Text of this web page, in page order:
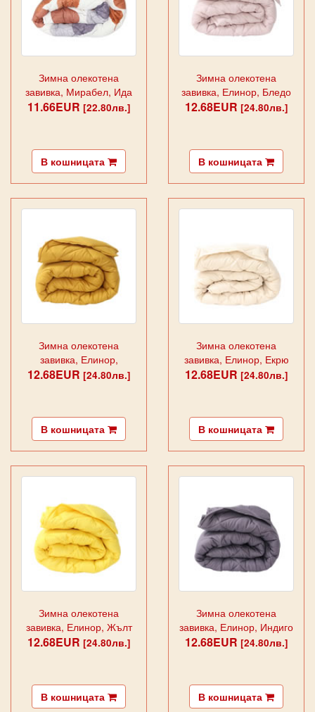
Зимна олекотена
завивка, Мирабел, Ида
11.66EUR [22.80лв.]
В кошницата
Зимна олекотена
завивка, Елинор, Бледо
розово
12.68EUR [24.80лв.]
В кошницата
Зимна олекотена
завивка, Елинор,
Горчица
12.68EUR [24.80лв.]
В кошницата
Зимна олекотена
завивка, Елинор, Екрю
12.68EUR [24.80лв.]
В кошницата
Зимна олекотена
завивка, Елинор, Жълт
12.68EUR [24.80лв.]
В кошницата
Зимна олекотена
завивка, Елинор, Индиго
12.68EUR [24.80лв.]
В кошницата